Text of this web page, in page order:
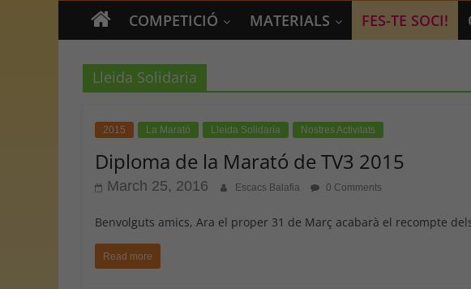
COMPETICIÓ MATERIALS FES-TE SOCI!
Lleida Solidaria
2015 La Marató Lleida Solidaria Nostres Activitats
Diploma de la Marató de TV3 2015
March 25, 2016 Escacs Balafia 0 Comments
Benvolguts amics, Ara el proper 31 de Març acabarà el recompte
Read more